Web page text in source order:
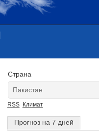
Страна
RSS Климат
Прогноз на 7 дней